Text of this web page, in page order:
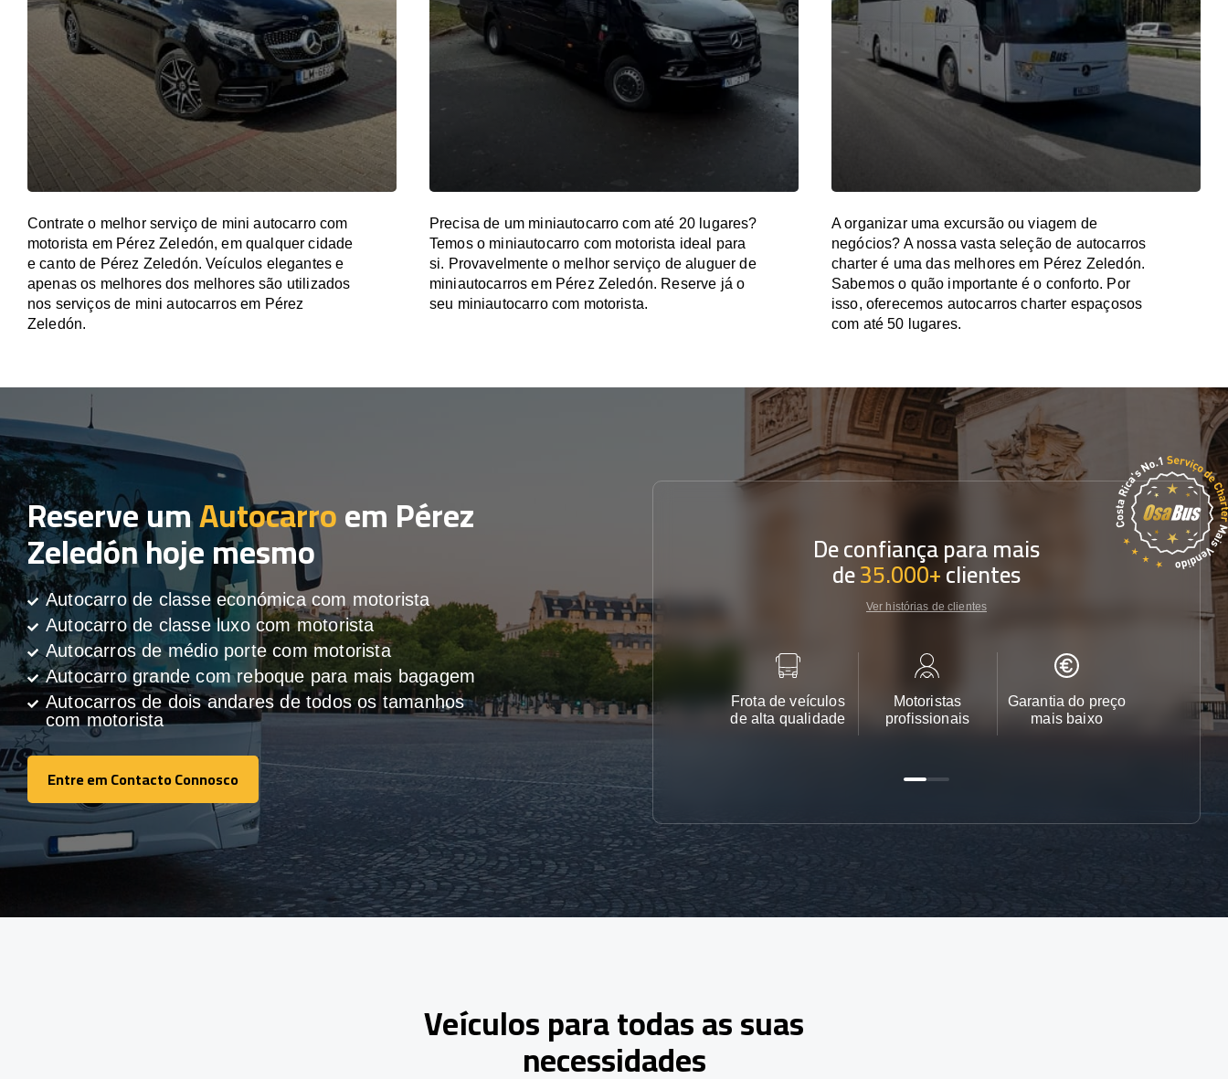
Contrate o melhor serviço de mini autocarro com
motorista em Pérez Zeledón, em qualquer cidade
e canto de Pérez Zeledón. Veículos elegantes e
apenas os melhores dos melhores são utilizados
nos serviços de mini autocarros em Pérez
Zeledón.
Precisa de um miniautocarro com até 20 lugares?
Temos o miniautocarro com motorista ideal para
si. Provavelmente o melhor serviço de aluguer de
miniautocarros em Pérez Zeledón. Reserve já o
seu miniautocarro com motorista.
A organizar uma excursão ou viagem de
negócios? A nossa vasta seleção de autocarros
charter é uma das melhores em Pérez Zeledón.
Sabemos o quão importante é o conforto. Por
isso, oferecemos autocarros charter espaçosos
com até 50 lugares.
Reserve umAutocarroem Pérez
Zeledón hoje mesmo
Autocarro de classe económica com motorista
Autocarro de classe luxo com motorista
Autocarros de médio porte com motorista
Autocarro grande com reboque para mais bagagem
Autocarros de dois andares de todos os tamanhos
com motorista
Entre em Contacto Connosco
Entre em Contacto Connosco
De confiança para mais
de35.000+clientes
Ver histórias de clientes
Frota de veículos
de alta qualidade
Motoristas
profissionais
Garantia do preço
mais baixo
Apoio ao
24/7
Veículos para todas as suas
necessidades